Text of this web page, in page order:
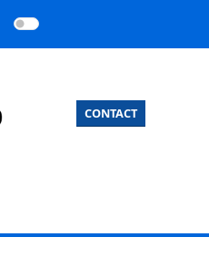
CONTACT